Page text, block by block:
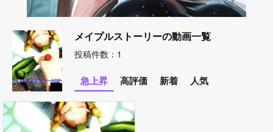
メイプルストーリーの動画一覧
投稿件数：1
急上昇 高評価 新着 人気